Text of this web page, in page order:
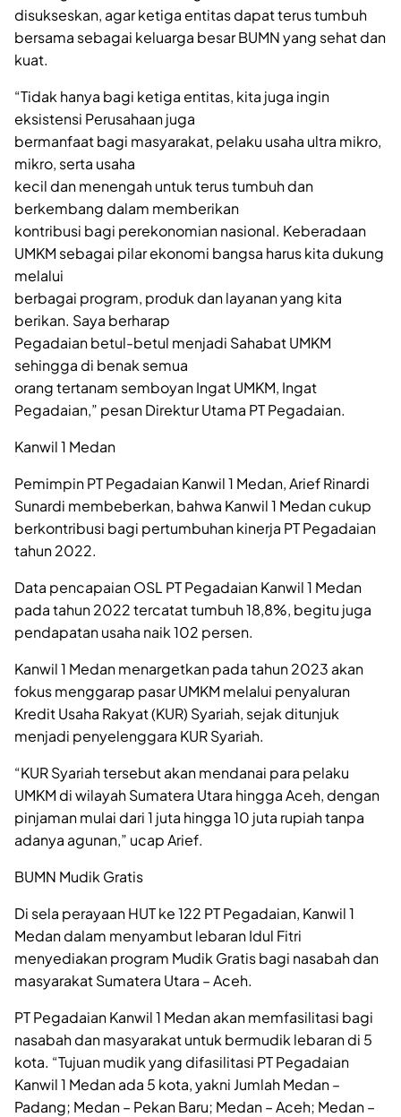
disukseskan, agar ketiga entitas dapat terus tumbuh
bersama sebagai keluarga besar BUMN yang sehat dan
kuat.
“Tidak hanya bagi ketiga entitas, kita juga ingin
eksistensi Perusahaan juga
bermanfaat bagi masyarakat, pelaku usaha ultra mikro,
mikro, serta usaha
kecil dan menengah untuk terus tumbuh dan
berkembang dalam memberikan
kontribusi bagi perekonomian nasional. Keberadaan
UMKM sebagai pilar ekonomi bangsa harus kita dukung
melalui
berbagai program, produk dan layanan yang kita
berikan. Saya berharap
Pegadaian betul-betul menjadi Sahabat UMKM
sehingga di benak semua
orang tertanam semboyan Ingat UMKM, Ingat
Pegadaian,” pesan Direktur Utama PT Pegadaian.
Kanwil 1 Medan
Pemimpin PT Pegadaian Kanwil 1 Medan, Arief Rinardi
Sunardi membeberkan, bahwa Kanwil 1 Medan cukup
berkontribusi bagi pertumbuhan kinerja PT Pegadaian
tahun 2022.
Data pencapaian OSL PT Pegadaian Kanwil 1 Medan
pada tahun 2022 tercatat tumbuh 18,8%, begitu juga
pendapatan usaha naik 102 persen.
Kanwil 1 Medan menargetkan pada tahun 2023 akan
fokus menggarap pasar UMKM melalui penyaluran
Kredit Usaha Rakyat (KUR) Syariah, sejak ditunjuk
menjadi penyelenggara KUR Syariah.
“KUR Syariah tersebut akan mendanai para pelaku
UMKM di wilayah Sumatera Utara hingga Aceh, dengan
pinjaman mulai dari 1 juta hingga 10 juta rupiah tanpa
adanya agunan,” ucap Arief.
BUMN Mudik Gratis
Di sela perayaan HUT ke 122 PT Pegadaian, Kanwil 1
Medan dalam menyambut lebaran Idul Fitri
menyediakan program Mudik Gratis bagi nasabah dan
masyarakat Sumatera Utara – Aceh.
PT Pegadaian Kanwil 1 Medan akan memfasilitasi bagi
nasabah dan masyarakat untuk bermudik lebaran di 5
kota. “Tujuan mudik yang difasilitasi PT Pegadaian
Kanwil 1 Medan ada 5 kota, yakni Jumlah Medan –
Padang; Medan – Pekan Baru; Medan – Aceh; Medan –